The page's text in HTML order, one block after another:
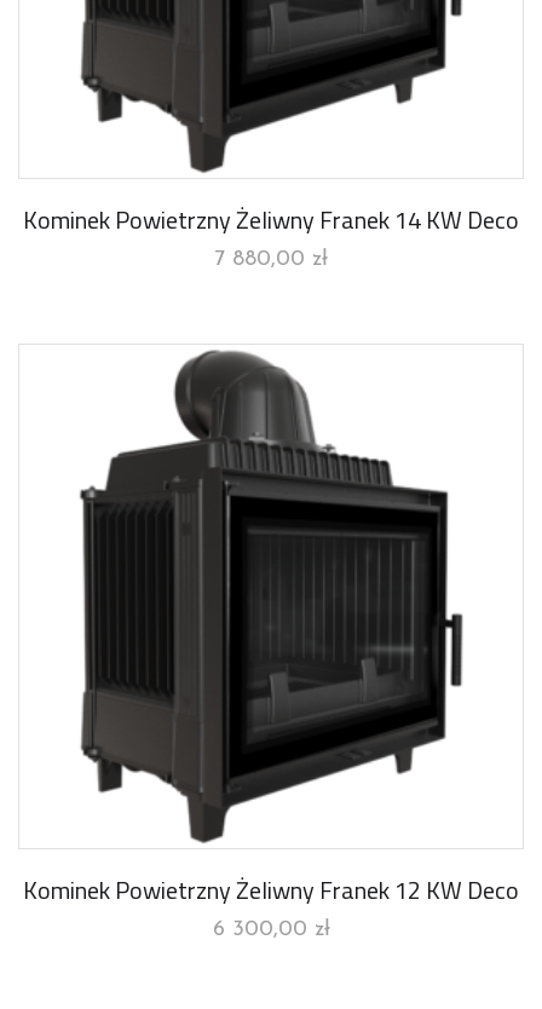
Kominek Powietrzny Żeliwny Franek 14 KW Deco
7 880,00 zł
Kominek Powietrzny Żeliwny Franek 12 KW Deco
6 300,00 zł